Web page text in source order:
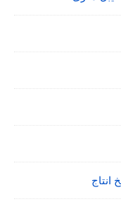
انتاج